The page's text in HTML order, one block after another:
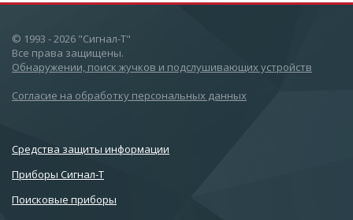
© 1993 - 2026 "Сигнал-Т"
Все права защищены.
Обнаружении, поиск жучков и подслушивающих устройств
Согласие на обработку персональных данных
Cредства защиты информации
Приборы Сигнал-Т
Поисковые приборы